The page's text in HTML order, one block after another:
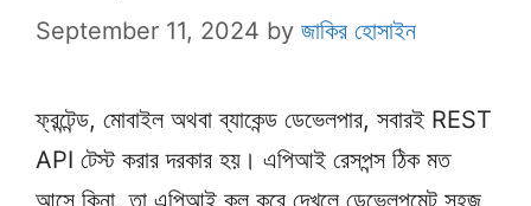
September 11, 2024 by জাকির হোসাইন
ফ্রন্টেন্ড, মোবাইল অথবা ব্যাকেন্ড ডেভেলপার, সবারই REST
API টেস্ট করার দরকার হয়। এপিআই রেসপন্স ঠিক মত
আসে কিনা, তা এপিআই কল করে দেখলে ডেভেলপমেন্ট সহজ